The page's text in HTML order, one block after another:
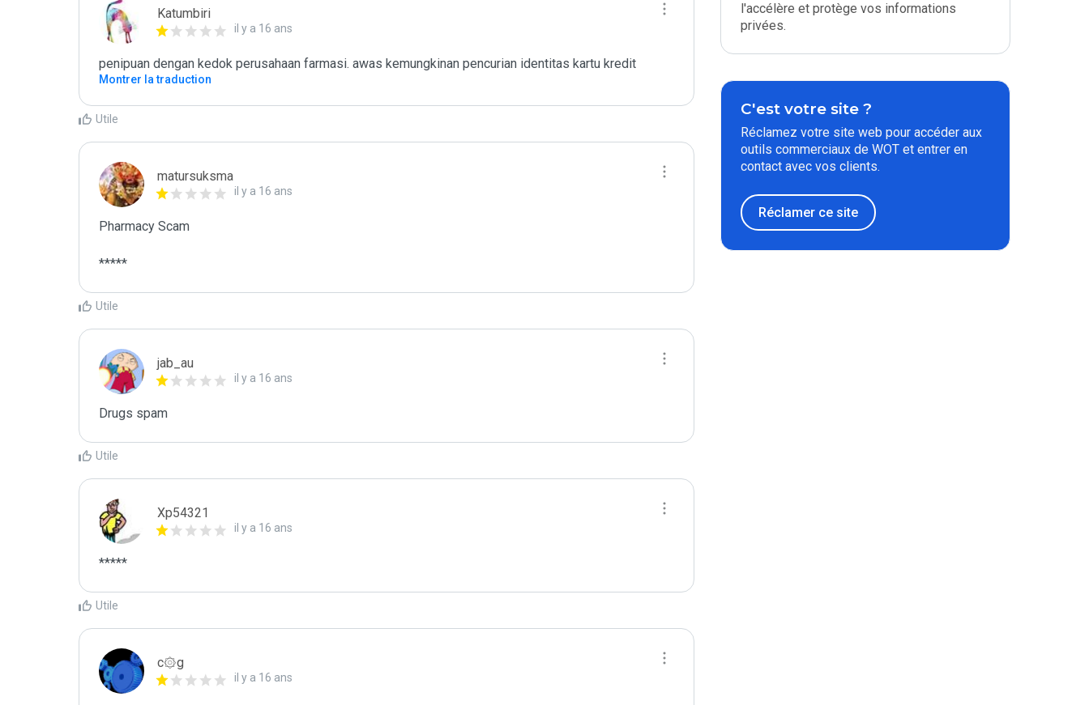
Katumbiri
il y a 16 ans
penipuan dengan kedok perusahaan farmasi. awas kemungkinan pencurian identitas kartu kredit
Montrer la traduction
Utile
matursuksma
il y a 16 ans
Pharmacy Scam
*****
Utile
jab_au
il y a 16 ans
Drugs spam
Utile
Xp54321
il y a 16 ans
*****
Utile
c۞g
il y a 16 ans
l'accélère et protège vos informations
privées.
C'est votre site ?
Réclamez votre site web pour accéder aux
outils commerciaux de WOT et entrer en
contact avec vos clients.
Réclamer ce site